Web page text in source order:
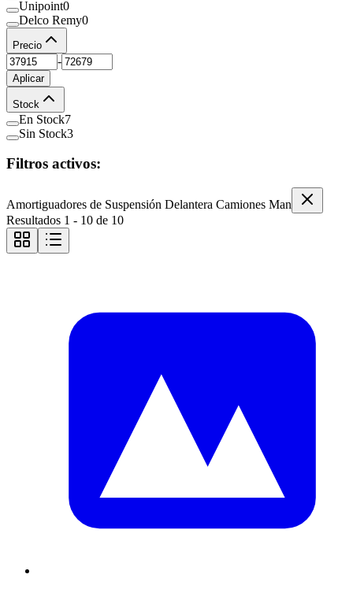
Unipoint0
Delco Remy0
Precio
-
Aplicar
Stock
En Stock7
Sin Stock3
Filtros activos:
Amortiguadores de Suspensión Delantera Camiones Man
Resultados 1 - 10 de 10